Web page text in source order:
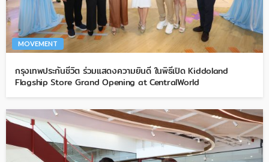
MOVEMENT
กรุงเทพประกันชีวิต ร่วมแสดงความยินดี ในพิธีเปิด Kiddoland
Flagship Store Grand Opening at CentralWorld